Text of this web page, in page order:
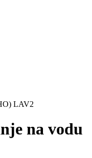
LAV2
na vodu